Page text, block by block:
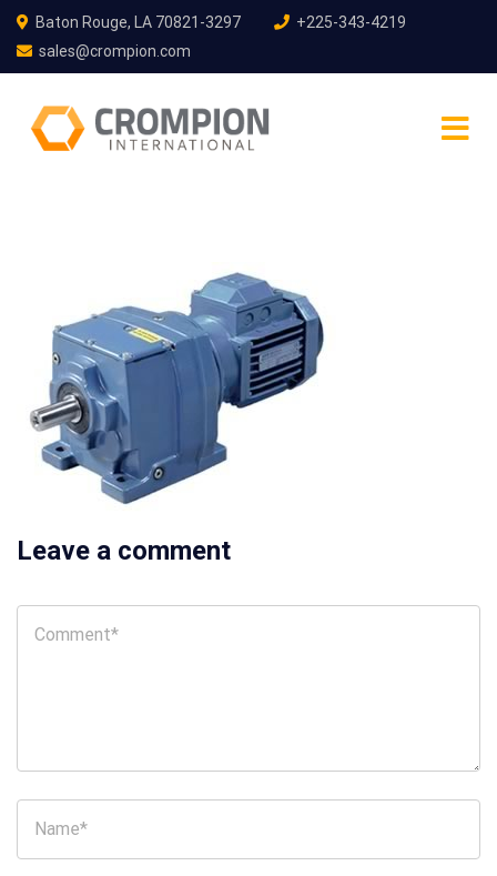
Baton Rouge, LA 70821-3297
+225-343-4219
sales@crompion.com
Leave a comment